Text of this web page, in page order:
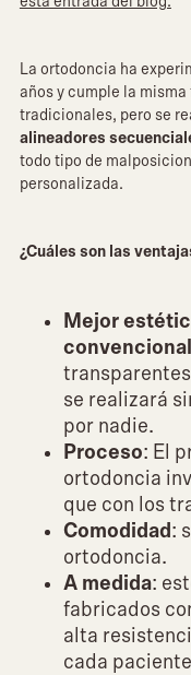
La ortodoncia ha
años y cumple la
tradicionales, pero se
alineadores
todo tipo de
personalizada.
¿Cuáles son las
Mejor
se realizará
por nadie.
Proceso: El
ortodoncia
que con los
Comodidad :
ortodoncia.
A medida:
fabricados
alta
cada